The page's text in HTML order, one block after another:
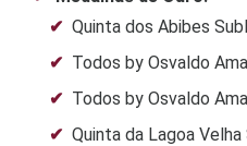
Quinta dos Abibes
Todos by Osvaldo
Todos by Osvaldo
Quinta da Lagoa